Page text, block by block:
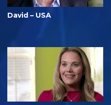
David – USA